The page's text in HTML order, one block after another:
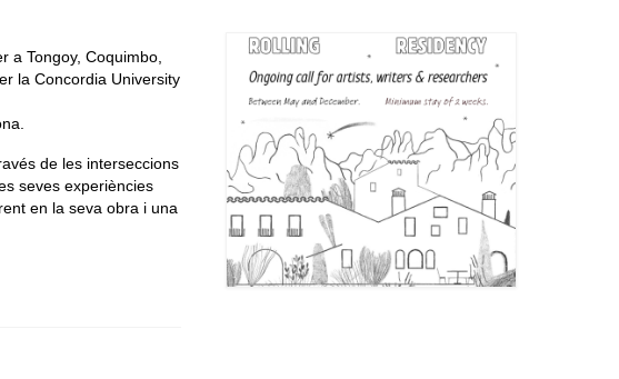
a Tongoy, Coquimbo,
la Concordia University
de les interseccions
seves experiències
en la seva obra i una